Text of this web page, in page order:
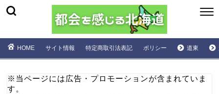
HOME サイト情報 特定商取引法表記 ポリシー 道東
※当ページには広告・プロモーションが含まれていま
す。